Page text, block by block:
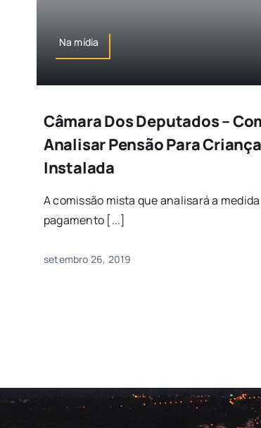
Na mídia
Câmara Dos Deputados –
Analisar Pensão Para
Instalada
A comissão mista que analisará a
pagamento [...]
setembro 26, 2019